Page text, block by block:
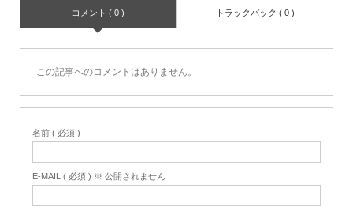
コメント ( 0 ) トラックバック ( 0 )
この記事へのコメントはありません。
名前 ( 必須 )
E-MAIL ( 必須 ) ※ 公開されません